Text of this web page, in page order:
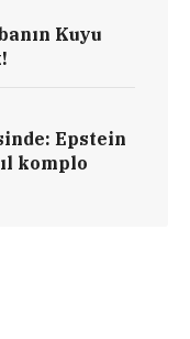
Kuyu
Epstein
komplo